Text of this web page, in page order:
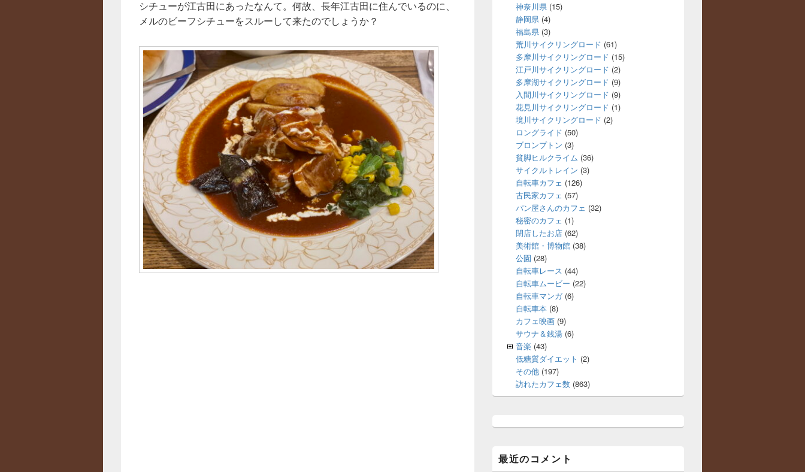
シチューが江古田にあったなんて。何故、長年江古田に住んでいるのに、
メルのビーフシチューをスルーして来たのでしょうか？
神奈川県 (15)
静岡県 (4)
福島県 (3)
荒川サイクリングロード (61)
多摩川サイクリングロード (15)
江戸川サイクリングロード (2)
多摩湖サイクリングロード (9)
入間川サイクリングロード (9)
花見川サイクリングロード (1)
境川サイクリングロード (2)
ロングライド (50)
ブロンプトン (3)
貧脚ヒルクライム (36)
サイクルトレイン (3)
自転車カフェ (126)
古民家カフェ (57)
パン屋さんのカフェ (32)
秘密のカフェ (1)
閉店したお店 (62)
美術館・博物館 (38)
公園 (28)
自転車レース (44)
自転車ムービー (22)
自転車マンガ(6)
自転車本 (8)
カフェ映画 (9)
サウナ＆銭湯 (6)
音楽 (43)
低糖質ダイエット (2)
その他 (197)
訪れたカフェ数 (863)
最近のコメント